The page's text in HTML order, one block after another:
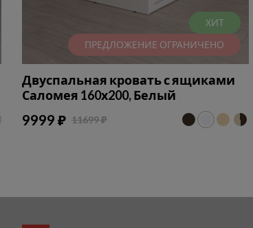
ХИТ
ПРЕДЛОЖЕНИЕ ОГРАНИЧЕНО
Двуспальная кровать с ящиками
Саломея 160х200, Белый
9999 ₽ 11699 ₽